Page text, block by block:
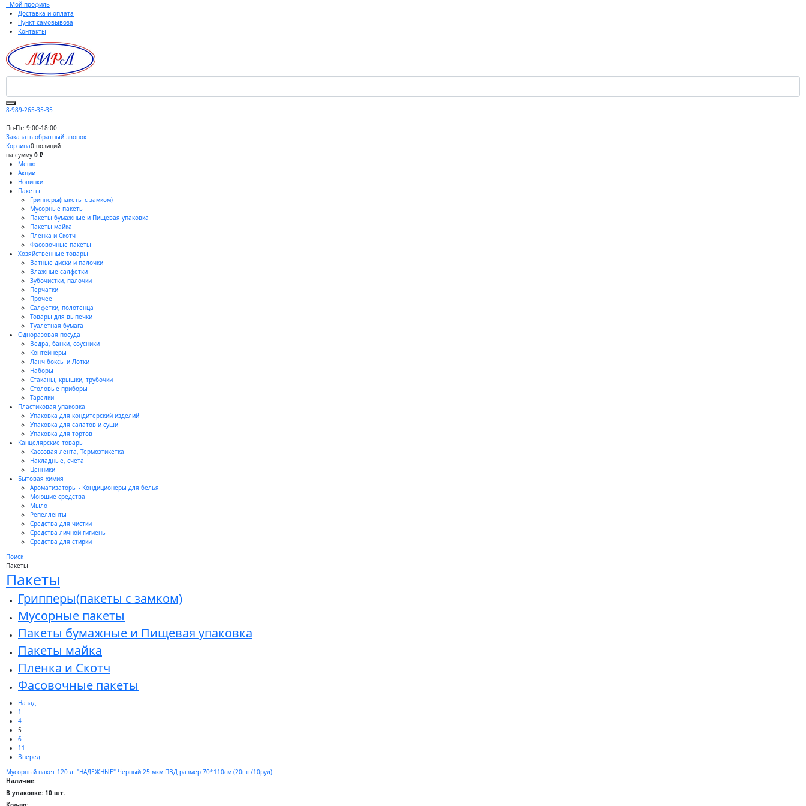
Мой профиль
Доставка и оплата
Пункт самовывоза
Контакты
8-989-265-35-35
Пн-Пт: 9:00-18:00
Заказать обратный звонок
Корзина0 позиций
на сумму 0 ₽
Меню
Акции
Новинки
Пакеты
Грипперы(пакеты с замком)
Мусорные пакеты
Пакеты бумажные и Пищевая упаковка
Пакеты майка
Пленка и Скотч
Фасовочные пакеты
Хозяйственные товары
Ватные диски и палочки
Влажные салфетки
Зубочистки, палочки
Перчатки
Прочее
Салфетки, полотенца
Товары для выпечки
Туалетная бумага
Одноразовая посуда
Ведра, банки, соусники
Контейнеры
Ланч боксы и Лотки
Наборы
Стаканы, крышки, трубочки
Столовые приборы
Тарелки
Пластиковая упаковка
Упаковка для кондитерский изделий
Упаковка для салатов и суши
Упаковка для тортов
Канцелярские товары
Кассовая лента, Термоэтикетка
Накладные, счета
Ценники
Бытовая химия
Ароматизаторы - Кондиционеры для белья
Моющие средства
Мыло
Репелленты
Средства для чистки
Средства личной гигиены
Средства для стирки
Поиск
Пакеты
Пакеты
Грипперы(пакеты с замком)
Мусорные пакеты
Пакеты бумажные и Пищевая упаковка
Пакеты майка
Пленка и Скотч
Фасовочные пакеты
Назад
1
4
5
6
11
Вперед
Мусорный пакет 120 л. "НАДЕЖНЫЕ" Черный 25 мкм ПВД размер 70*110см (20шт/10рул)
Наличие:
В упаковке: 10 шт.